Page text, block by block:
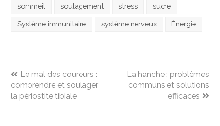
sommeil soulagement stress sucre
Système immunitaire système nerveux Énergie
previous
post:
Le mal des coureurs :
comprendre et soulager
la périostite tibiale
next
post:
La hanche : problèmes
communs et solutions
efficaces